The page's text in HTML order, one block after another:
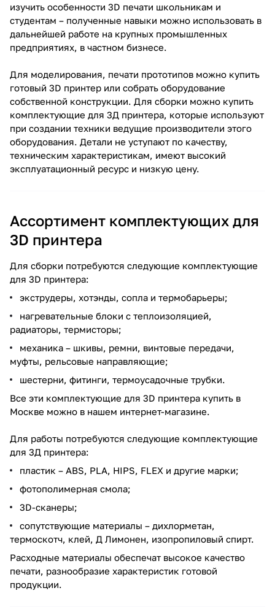
изучить особенности 3D печати школьникам и
студентам – полученные навыки можно использовать в
дальнейшей работе на крупных промышленных
предприятиях, в частном бизнесе.
Для моделирования, печати прототипов можно купить
готовый 3D принтер или собрать оборудование
собственной конструкции. Для сборки можно купить
комплектующие для 3Д принтера, которые используют
при создании техники ведущие производители этого
оборудования. Детали не уступают по качеству,
техническим характеристикам, имеют высокий
эксплуатационный ресурс и низкую цену.
Ассортимент комплектующих для
3D принтера
Для сборки потребуются следующие комплектующие
для 3D принтера:
экструдеры, хотэнды, сопла и термобарьеры;
нагревательные блоки с теплоизоляцией,
радиаторы, термисторы;
механика – шкивы, ремни, винтовые передачи,
муфты, рельсовые направляющие;
шестерни, фитинги, термоусадочные трубки.
Все эти комплектующие для 3D принтера купить в
Москве можно в нашем интернет-магазине.
Для работы потребуются следующие комплектующие
для 3Д принтера:
пластик – ABS, PLA, HIPS, FLEX и другие марки;
фотополимерная смола;
3D-сканеры;
сопутствующие материалы – дихлорметан,
термоскотч, клей, Д Лимонен, изопропиловый спирт.
Расходные материалы обеспечат высокое качество
печати, разнообразие характеристик готовой
продукции.